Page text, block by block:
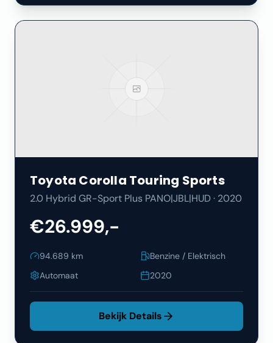
Toyota Corolla Touring Sports
2.0 Hybrid GR-Sport Plus PANO|JBL|HUD· 2020
€26.999,-
94.689 km
Benzine / Elektrisch
Automaat
2020
Bekijk Details